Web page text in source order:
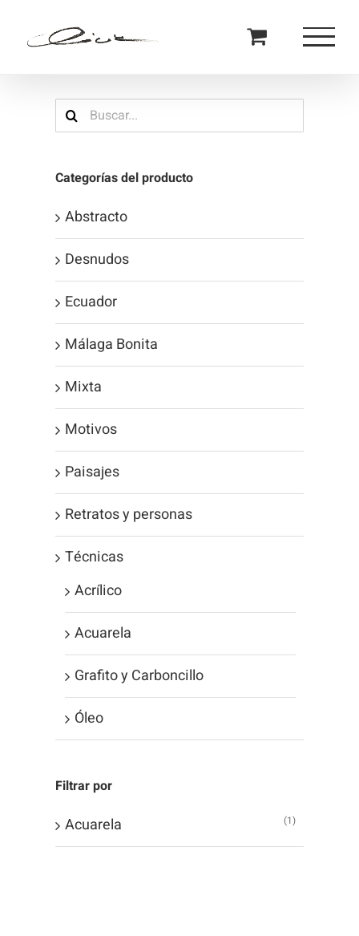
Buscar:
Categorías del producto
Abstracto
Desnudos
Ecuador
Málaga Bonita
Mixta
Motivos
Paisajes
Retratos y personas
Técnicas
Acrílico
Acuarela
Grafito y Carboncillo
Óleo
Filtrar por
Acuarela (1)